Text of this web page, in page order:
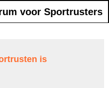
voor Sportrusters
is